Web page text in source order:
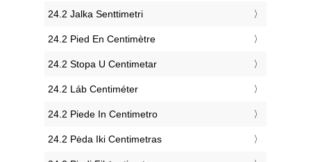
‎24.2 Jalka Senttimetri
‎24.2 Pied En Centimètre
‎24.2 Stopa U Centimetar
‎24.2 Láb Centiméter
‎24.2 Piede In Centimetro
‎24.2 Pėda Iki Centimetras